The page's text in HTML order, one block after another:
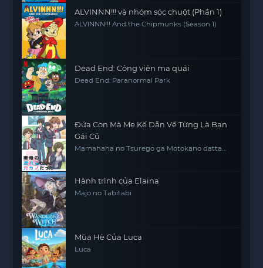
ALVINNN!!! và nhóm sóc chuột (Phần 1)
ALVINNN!!! And the Chipmunks (Season 1)
Dead End: Công viên ma quái
Dead End: Paranormal Park
Đứa Con Mà Mẹ Kế Dẫn Về Từng Là Bạn
Gái Cũ
Mamahaha no Tsurego ga Motokano datta
Hành trình của Elaina
Majo no Tabitabi
Mùa Hè Của Luca
Luca